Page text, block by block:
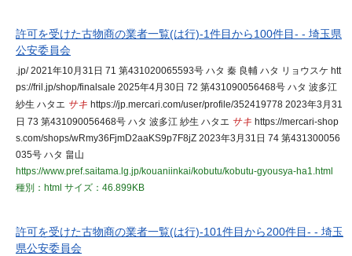
許可を受けた古物商の業者一覧(は行)-1件目から100件目- - 埼玉県
公安委員会
.jp/ 2021年10月31日 71 第431020065593号 ハタ 秦 良輔 ハタ リョウスケ htt
ps://fril.jp/shop/finalsale 2025年4月30日 72 第431090056468号 ハタ 波多江
紗生 ハタエ サキ https://jp.mercari.com/user/profile/352419778 2023年3月31
日 73 第431090056468号 ハタ 波多江 紗生 ハタエ サキ https://mercari-shop
s.com/shops/wRmy36FjmD2aaKS9p7F8jZ 2023年3月31日 74 第431300056
035号 ハタ 畠山
https://www.pref.saitama.lg.jp/kouaniinkai/kobutu/kobutu-gyousya-ha1.html
種別：html サイズ：46.899KB
許可を受けた古物商の業者一覧(は行)-101件目から200件目- - 埼玉
県公安委員会